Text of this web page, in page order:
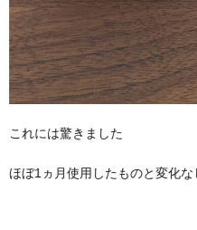
これには驚きました
ほぼ1ヵ月使用したものと変化な